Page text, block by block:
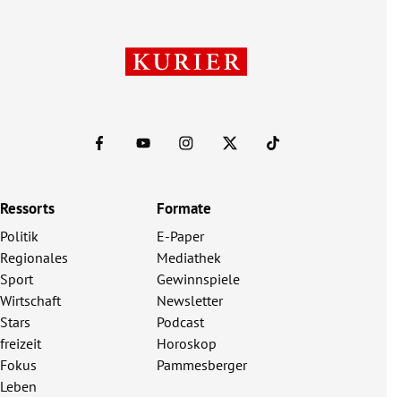
Ressorts
Politik
Regionales
Sport
Wirtschaft
Stars
freizeit
Fokus
Leben
Formate
E-Paper
Mediathek
Gewinnspiele
Newsletter
Podcast
Horoskop
Pammesberger